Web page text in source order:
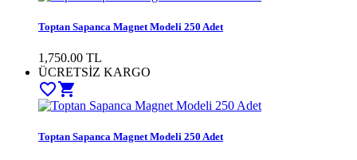
Toptan Sapanca Magnet Modeli 250 Adet
1,750.00 TL
ÜCRETSİZ KARGO
favorite_bordershopping_cart
Toptan Sapanca Magnet Modeli 250 Adet